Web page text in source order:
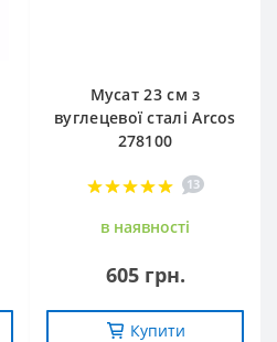
Мусат 23 см з
вуглецевої сталі Arcos
278100
13
в наявностi
605 грн.
Купити